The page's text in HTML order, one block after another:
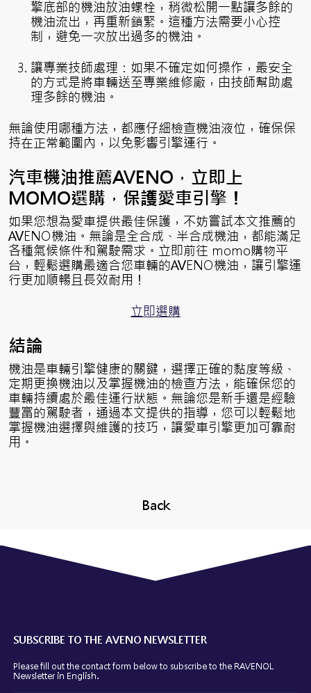
擎底部的機油放油螺栓，稍微松開一點讓多餘的
機油流出，再重新鎖緊。這種方法需要小心控
制，避免一次放出過多的機油。
讓專業技師處理：如果不確定如何操作，最安全
的方式是將車輛送至專業維修廠，由技師幫助處
理多餘的機油。
無論使用哪種方法，都應仔細檢查機油液位，確保保
持在正常範圍內，以免影響引擎運行。
汽車機油推薦AVENO，立即上
MOMO選購，保護愛車引擎！
如果您想為愛車提供最佳保護，不妨嘗試本文推薦的
AVENO機油。無論是全合成、半合成機油，都能滿足
各種氣候條件和駕駛需求。立即前往 momo購物平
台，輕鬆選購最適合您車輛的AVENO機油，讓引擎運
行更加順暢且長效耐用！
立即選購
結論
機油是車輛引擎健康的關鍵，選擇正確的黏度等級、
定期更換機油以及掌握機油的檢查方法，能確保您的
車輛持續處於最佳運行狀態。無論您是新手還是經驗
豐富的駕駛者，通過本文提供的指導，您可以輕鬆地
掌握機油選擇與維護的技巧，讓愛車引擎更加可靠耐
用。
Back
SUBSCRIBE TO THE AVENO NEWSLETTER
Please fill out the contact form below to subscribe to the RAVENOL
Newsletter in English.